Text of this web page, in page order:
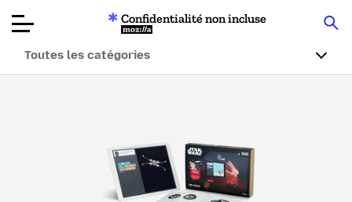
Articles
À propos
Confidentialité non incluse
Mozilla
Toutes les catégories